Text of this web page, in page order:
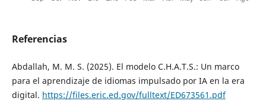
Referencias
Abdallah, M. M. S. (2025). El modelo C.H.A.T.S.: Un marco
para el aprendizaje de idiomas impulsado por IA en la era
digital. https://files.eric.ed.gov/fulltext/ED673561.pdf